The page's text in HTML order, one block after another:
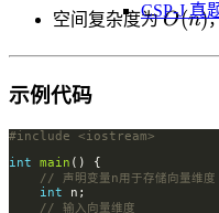
CSP-J 真
空间复杂度为O(n)
O(n)
示例代码
#include
<iostream>
int
main
int